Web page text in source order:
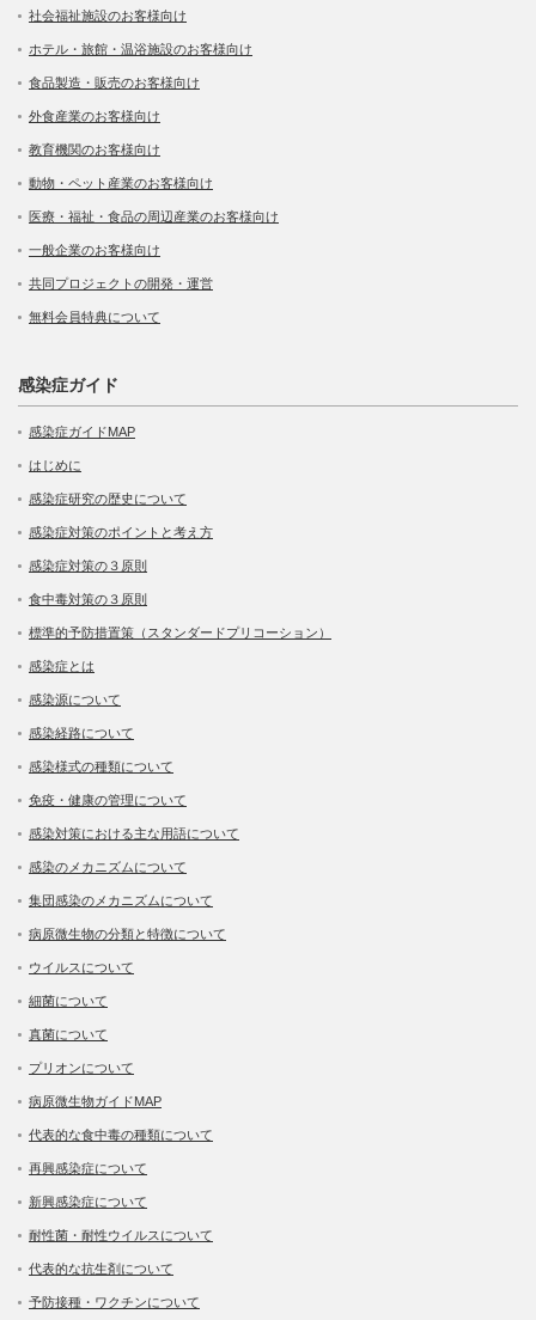
社会福祉施設のお客様向け
ホテル・旅館・温浴施設のお客様向け
食品製造・販売のお客様向け
外食産業のお客様向け
教育機関のお客様向け
動物・ペット産業のお客様向け
医療・福祉・食品の周辺産業のお客様向け
一般企業のお客様向け
共同プロジェクトの開発・運営
無料会員特典について
感染症ガイド
感染症ガイドMAP
はじめに
感染症研究の歴史について
感染症対策のポイントと考え方
感染症対策の３原則
食中毒対策の３原則
標準的予防措置策（スタンダードプリコーション）
感染症とは
感染源について
感染経路について
感染様式の種類について
免疫・健康の管理について
感染対策における主な用語について
感染のメカニズムについて
集団感染のメカニズムについて
病原微生物の分類と特徴について
ウイルスについて
細菌について
真菌について
プリオンについて
病原微生物ガイドMAP
代表的な食中毒の種類について
再興感染症について
新興感染症について
耐性菌・耐性ウイルスについて
代表的な抗生剤について
予防接種・ワクチンについて